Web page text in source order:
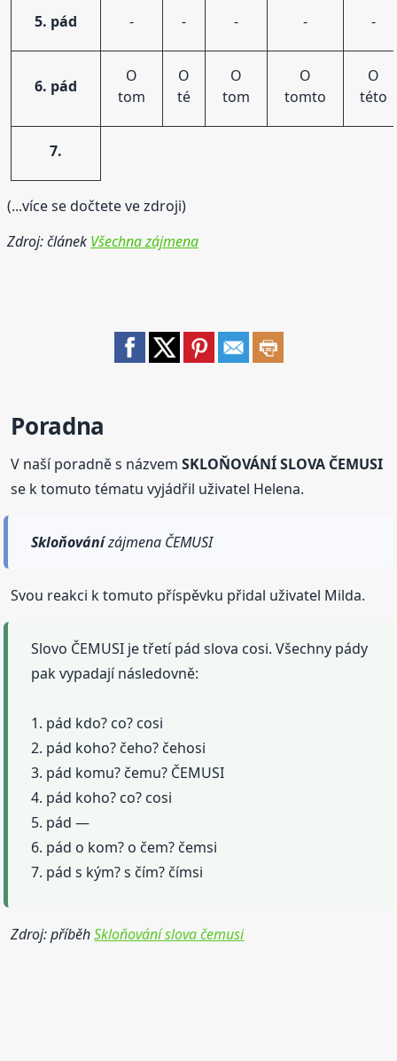
5. pád - - - - -
6. pád
O
tom
O
té
O
tom
O
tomto
O
této
7.
(...více se dočtete ve zdroji)
Zdroj: článek Všechna zájmena
Poradna
V naší poradně s názvemSKLOŇOVÁNÍ SLOVA ČEMUSI
se k tomuto tématu vyjádřil uživatel Helena.
Skloňovánízájmena ČEMUSI
Svou reakci k tomuto příspěvku přidal uživatel Milda.
Slovo ČEMUSI je třetí pád slova cosi. Všechny pády
pak vypadají následovně:
1. pád kdo? co? cosi
2. pád koho? čeho? čehosi
3. pád komu? čemu? ČEMUSI
4. pád koho? co? cosi
5. pád —
6. pád o kom? o čem? čemsi
7. pád s kým? s čím? čímsi
Zdroj: příběhSkloňování slova čemusi